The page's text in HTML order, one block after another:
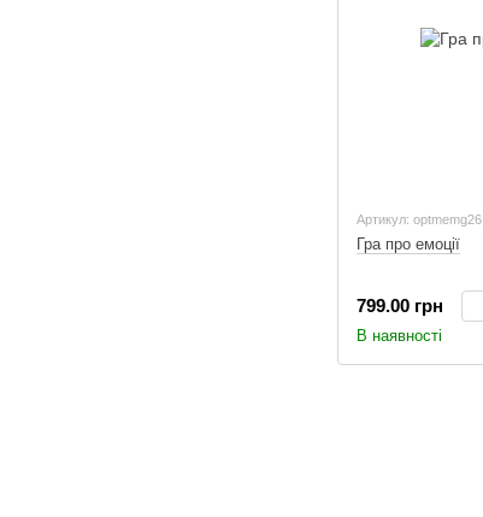
Артикул: optmemg26
Гра про емоції
799.00 грн
В наявності